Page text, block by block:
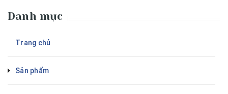
Danh mục
Trang chủ
Sản phẩm